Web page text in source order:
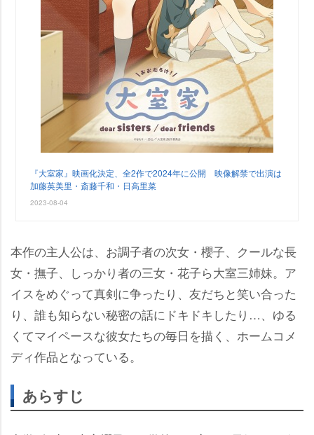
『大室家』映画化決定、全2作で2024年に公開 映像解禁で出演は
加藤英美里・斎藤千和・日高里菜
2023-08-04
本作の主人公は、お調子者の次女・櫻子、クールな長
女・撫子、しっかり者の三女・花子ら大室三姉妹。ア
イスをめぐって真剣に争ったり、友だちと笑い合った
り、誰も知らない秘密の話にドキドキしたり…、ゆる
くてマイペースな彼女たちの毎日を描く、ホームコメ
ディ作品となっている。
あらすじ